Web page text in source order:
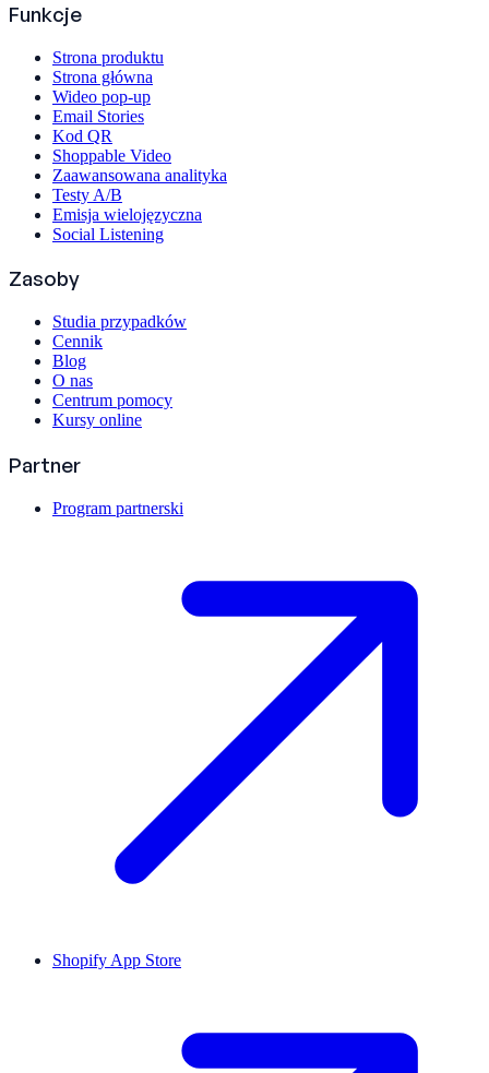
Funkcje
Strona produktu
Strona główna
Wideo pop-up
Email Stories
Kod QR
Shoppable Video
Zaawansowana analityka
Testy A/B
Emisja wielojęzyczna
Social Listening
Zasoby
Studia przypadków
Cennik
Blog
O nas
Centrum pomocy
Kursy online
Partner
Program partnerski
Shopify App Store